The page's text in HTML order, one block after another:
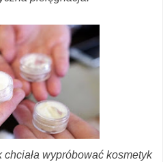
wypróbować kosmetyk